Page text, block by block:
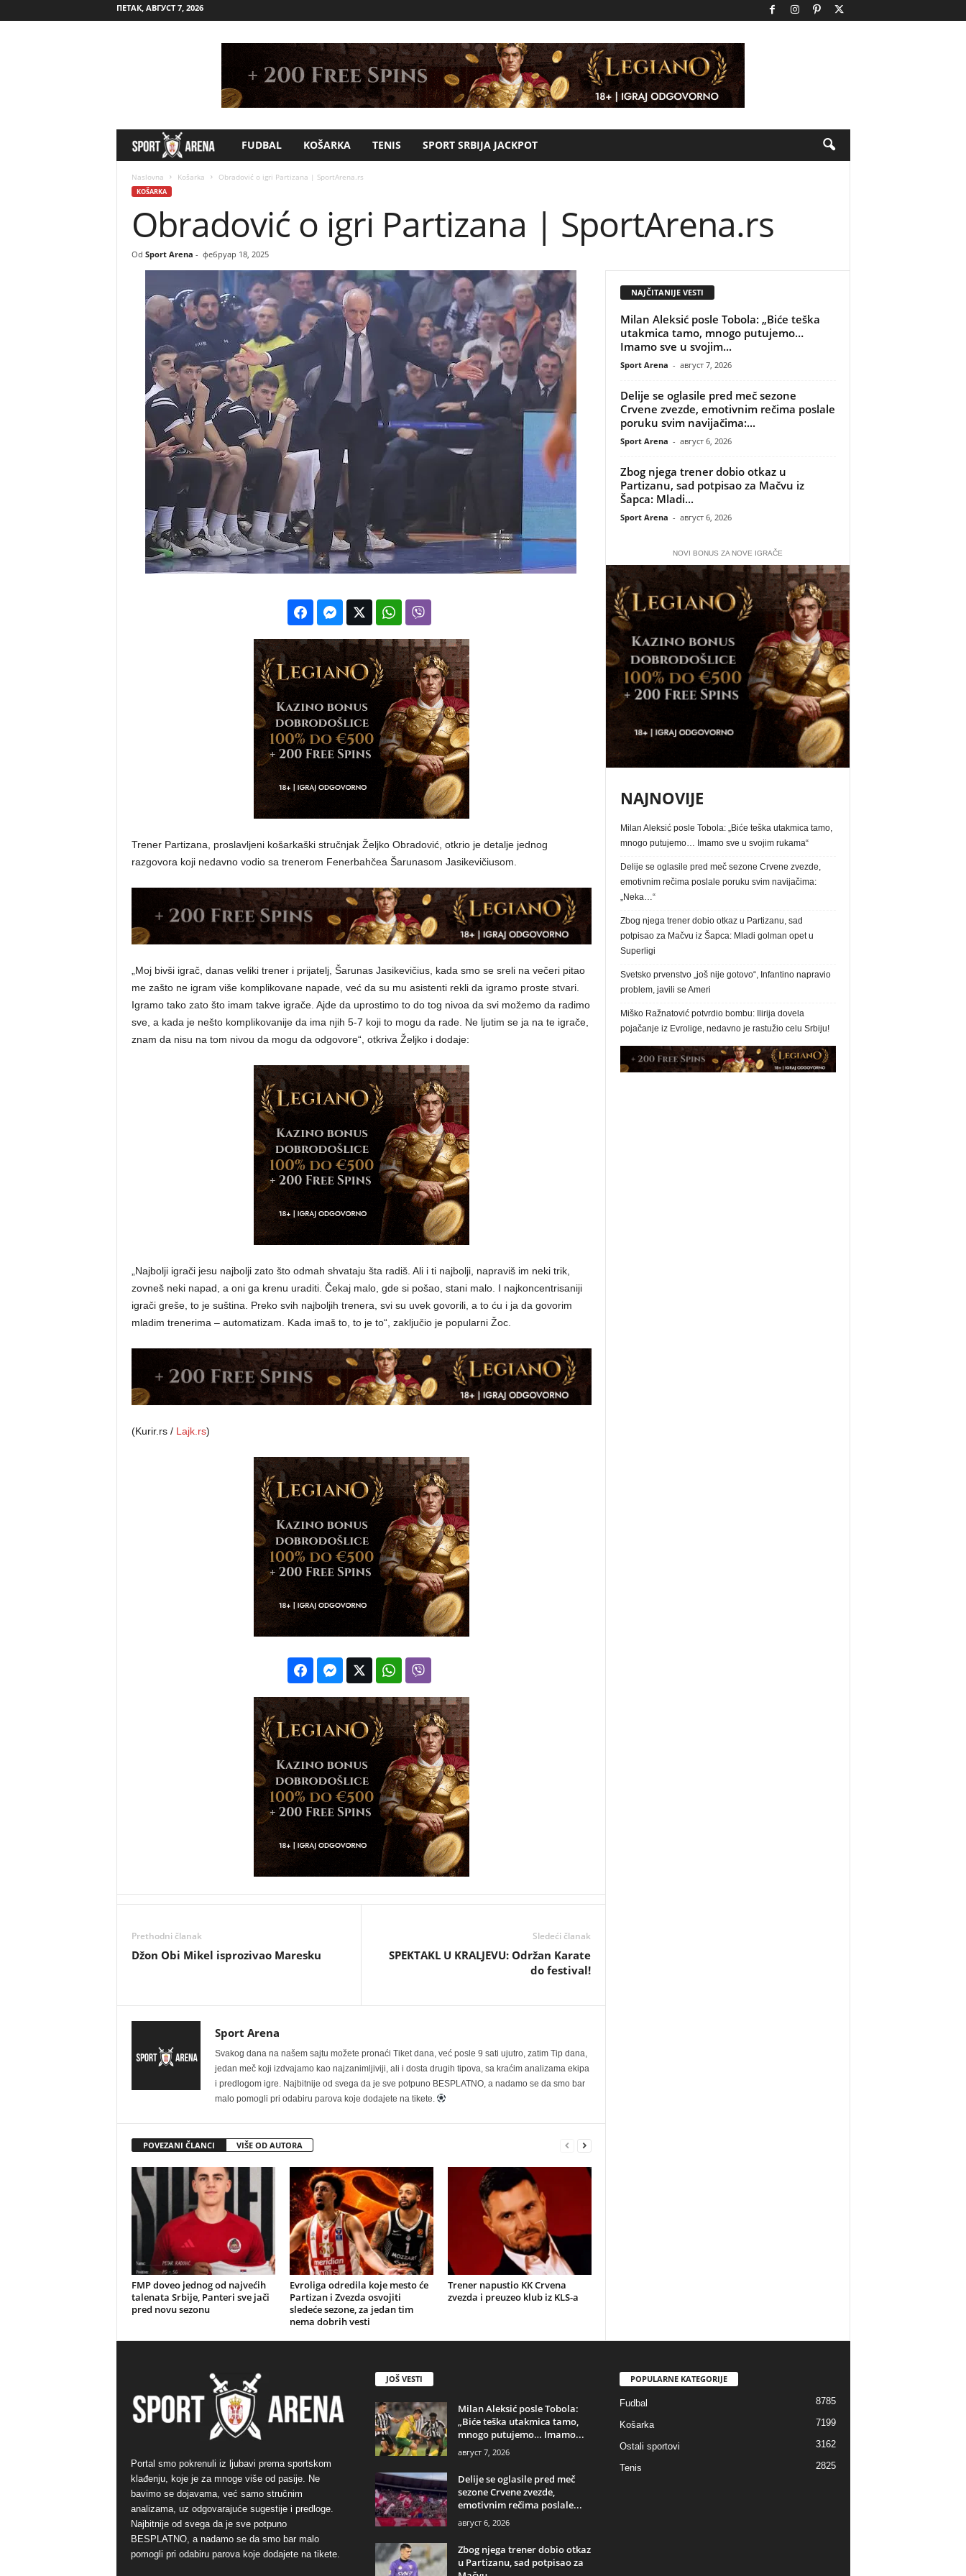
ПЕТАК, АВГУСТ 7, 2026
p
t
A
e
n
FUDBAL KOŠARKA TENIS SPORT SRBIJA JACKPOT
Naslovna Košarka Obradović o igri Partizana | SportArena.rs
KOŠARKA
Obradović o igri Partizana | SportArena.rs
Od Sport Arena - фебруар 18, 2025
Trener Partizana, proslavljeni košarkaški stručnjak Željko Obradović, otkrio je detalje jednog
razgovora koji nedavno vodio sa trenerom Fenerbahčea Šarunasom Jasikevičiusom.
„Moj bivši igrač, danas veliki trener i prijatelj, Šarunas Jasikevičius, kada smo se sreli na večeri pitao
me zašto ne igram više komplikovane napade, već da su mu asistenti rekli da igramo proste stvari.
Igramo tako zato što imam takve igrače. Ajde da uprostimo to do tog nivoa da svi možemo da radimo
sve, a kada je nešto komplikovanije da ima njih 5-7 koji to mogu da rade. Ne ljutim se ja na te igrače,
znam da nisu na tom nivou da mogu da odgovore“, otkriva Željko i dodaje:
„Najbolji igrači jesu najbolji zato što odmah shvataju šta radiš. Ali i ti najbolji, napraviš im neki trik,
zovneš neki napad, a oni ga krenu uraditi. Čekaj malo, gde si pošao, stani malo. I najkoncentrisaniji
igrači greše, to je suština. Preko svih najboljih trenera, svi su uvek govorili, a to ću i ja da govorim
mladim trenerima – automatizam. Kada imaš to, to je to“, zaključio je popularni Žoc.
(Kurir.rs / Lajk.rs)
Prethodni članak
Džon Obi Mikel isprozivao Maresku
Sledeći članak
SPEKTAKL U KRALJEVU: Održan Karate
do festival!
Sport Arena
Svakog dana na našem sajtu možete pronaći Tiket dana, već posle 9 sati ujutro, zatim Tip dana,
jedan meč koji izdvajamo kao najzanimljiviji, ali i dosta drugih tipova, sa kraćim analizama ekipa
i predlogom igre. Najbitnije od svega da je sve potpuno BESPLATNO, a nadamo se da smo bar
malo pomogli pri odabiru parova koje dodajete na tikete.
POVEZANI ČLANCI VIŠE OD AUTORA
FMP doveo jednog od najvećih
talenata Srbije, Panteri sve jači
pred novu sezonu
Evroliga odredila koje mesto će
Partizan i Zvezda osvojiti
sledeće sezone, za jedan tim
nema dobrih vesti
Trener napustio KK Crvena
zvezda i preuzeo klub iz KLS-a
NAJČITANIJE VESTI
Milan Aleksić posle Tobola: „Biće teška
utakmica tamo, mnogo putujemo…
Imamo sve u svojim...
Sport Arena - август 7, 2026
Delije se oglasile pred meč sezone
Crvene zvezde, emotivnim rečima poslale
poruku svim navijačima:...
Sport Arena - август 6, 2026
Zbog njega trener dobio otkaz u
Partizanu, sad potpisao za Mačvu iz
Šapca: Mladi...
Sport Arena - август 6, 2026
NOVI BONUS ZA NOVE IGRAČE
NAJNOVIJE
Milan Aleksić posle Tobola: „Biće teška utakmica tamo,
mnogo putujemo… Imamo sve u svojim rukama“
Delije se oglasile pred meč sezone Crvene zvezde,
emotivnim rečima poslale poruku svim navijačima:
„Neka…“
Zbog njega trener dobio otkaz u Partizanu, sad
potpisao za Mačvu iz Šapca: Mladi golman opet u
Superligi
Svetsko prvenstvo „još nije gotovo“, Infantino napravio
problem, javili se Ameri
Miško Ražnatović potvrdio bombu: Ilirija dovela
pojačanje iz Evrolige, nedavno je rastužio celu Srbiju!
Portal smo pokrenuli iz ljubavi prema sportskom
klađenju, koje je za mnoge više od pasije. Ne
bavimo se dojavama, već samo stručnim
analizama, uz odgovarajuće sugestije i predloge.
Najbitnije od svega da je sve potpuno
BESPLATNO, a nadamo se da smo bar malo
pomogli pri odabiru parova koje dodajete na tikete.
JOŠ VESTI
Milan Aleksić posle Tobola:
„Biće teška utakmica tamo,
mnogo putujemo… Imamo...
август 7, 2026
Delije se oglasile pred meč
sezone Crvene zvezde,
emotivnim rečima poslale...
август 6, 2026
Zbog njega trener dobio otkaz
u Partizanu, sad potpisao za
POPULARNE KATEGORIJE
Fudbal 8785
Košarka 7199
Ostali sportovi 3162
Tenis 2825